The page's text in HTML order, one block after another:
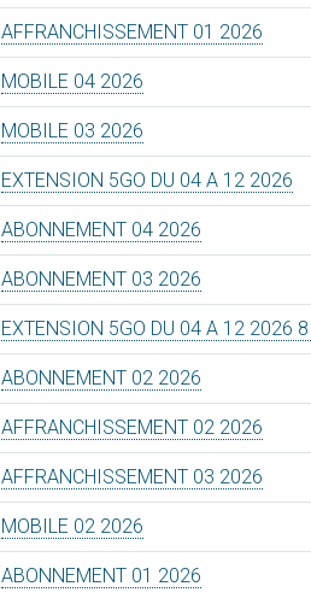
AFFRANCHISSEMENT 01 2026
MOBILE 04 2026
MOBILE 03 2026
EXTENSION 5GO DU 04 A 12 2026
ABONNEMENT 04 2026
ABONNEMENT 03 2026
EXTENSION 5GO DU 04 A 12 2026
ABONNEMENT 02 2026
AFFRANCHISSEMENT 02 2026
AFFRANCHISSEMENT 03 2026
MOBILE 02 2026
ABONNEMENT 01 2026